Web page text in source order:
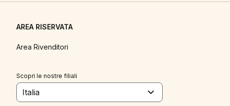
AREA RISERVATA
Area Rivenditori
Scopri le nostre filiali
Italia